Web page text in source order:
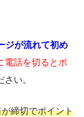
ジが流れて初め
電話を切るとポ
い。
締切でポイント